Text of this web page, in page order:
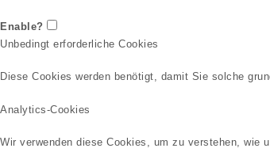
Enable?
Unbedingt erforderliche Cookies
Diese Cookies werden benötigt, damit Sie solche
Analytics-Cookies
Wir verwenden diese Cookies, um zu verstehen, wie